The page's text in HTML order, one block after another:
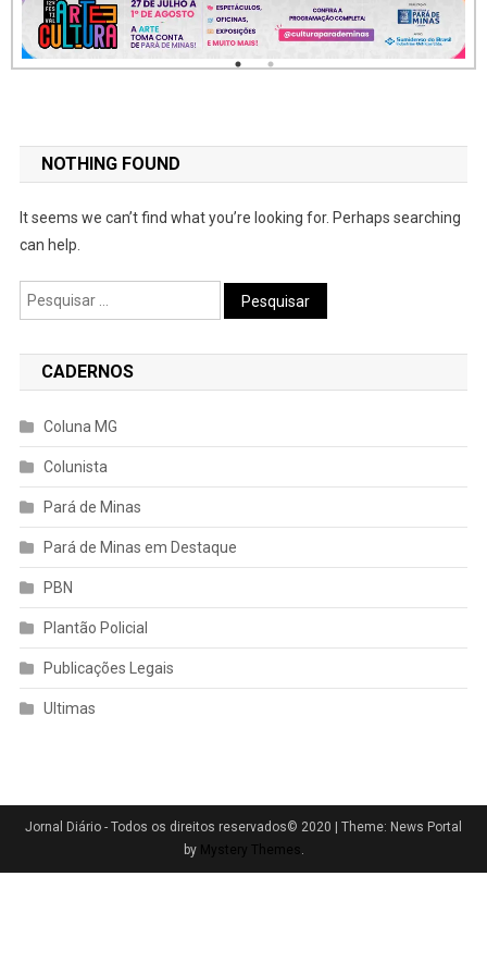
NOTHING FOUND
It seems we can’t find what you’re looking for. Perhaps searching
can help.
Pesquisar
por:
CADERNOS
Coluna MG
Colunista
Pará de Minas
Pará de Minas em Destaque
PBN
Plantão Policial
Publicações Legais
Ultimas
Jornal Diário - Todos os direitos reservados© 2020
Theme: News Portal
by Mystery Themes .